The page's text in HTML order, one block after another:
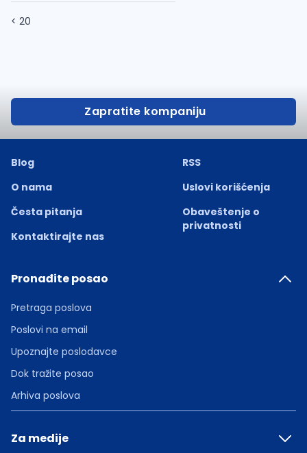
< 20
Zapratite kompaniju
Blog
O nama
Česta pitanja
Kontaktirajte nas
RSS
Uslovi korišćenja
Obaveštenje o
privatnosti
Pronađite posao
Pretraga poslova
Poslovi na email
Upoznajte poslodavce
Dok tražite posao
Arhiva poslova
Za medije